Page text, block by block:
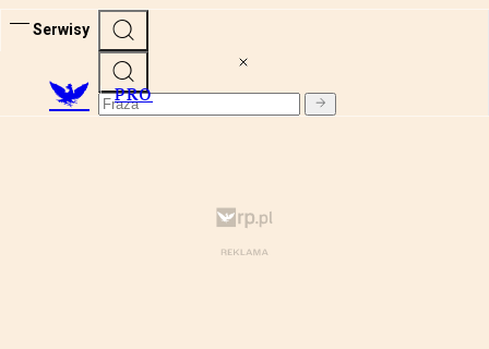
Serwisy
PRO